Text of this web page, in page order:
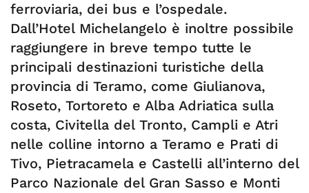
ferroviaria, dei bus e l’ospedale.
Dall’Hotel Michelangelo è inoltre possibile
raggiungere in breve tempo tutte le
principali destinazioni turistiche della
provincia di Teramo, come Giulianova,
Roseto, Tortoreto e Alba Adriatica sulla
costa, Civitella del Tronto, Campli e Atri
nelle colline intorno a Teramo e Prati di
Tivo, Pietracamela e Castelli all’interno del
Parco Nazionale del Gran Sasso e Monti